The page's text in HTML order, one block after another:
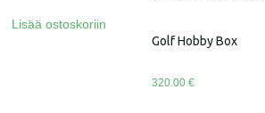
oli:
on:
Lisää ostoskoriin
Golf Hobby Box
320.00 €